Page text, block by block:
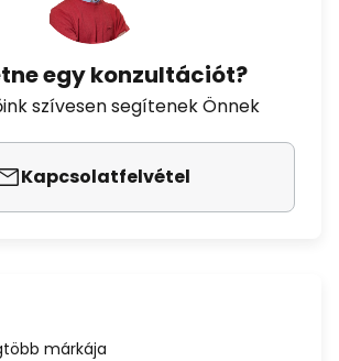
egy konzultációt?
szívesen segítenek Önnek
Kapcsolatfelvétel
márkája